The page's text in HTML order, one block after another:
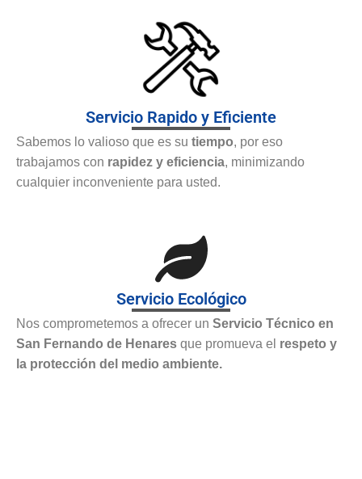
Servicio Rapido y Eficiente
Sabemos lo valioso que es su tiempo, por eso
trabajamos con rapidez y eficiencia, minimizando
cualquier inconveniente para usted.
Servicio Ecológico
Nos comprometemos a ofrecer un Servicio Técnico en
San Fernando de Henares que promueva el respeto y
la protección del medio ambiente.